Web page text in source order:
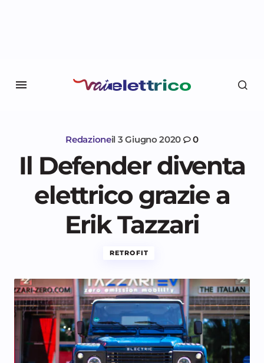
Redazioneil 3 Giugno 2020 0
Il Defender diventa
elettrico grazie a
Erik Tazzari
RETROFIT